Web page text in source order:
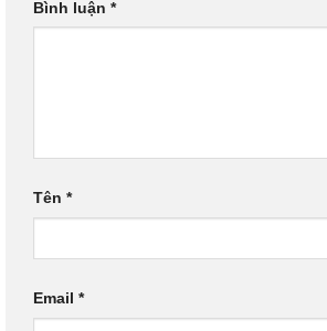
Bình luận *
Tên *
Email *